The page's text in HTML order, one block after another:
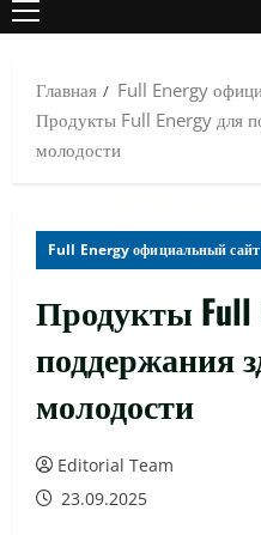
ОСНОВНОЕ
Главная
Full Energy
Продукты Full Energy для
молодости
Full Energy официальный сайт
Продукты Full
поддержания
молодости
Editorial Team
23.09.2025